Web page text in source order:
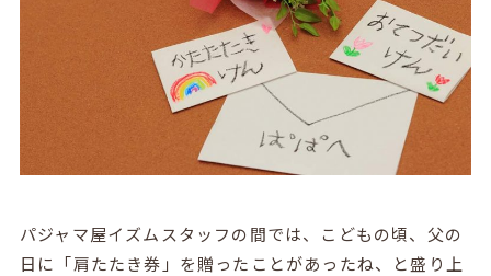
パジャマ屋イズムスタッフの間では、こどもの頃、父の
日に「肩たたき券」を贈ったことがあったね、と盛り上